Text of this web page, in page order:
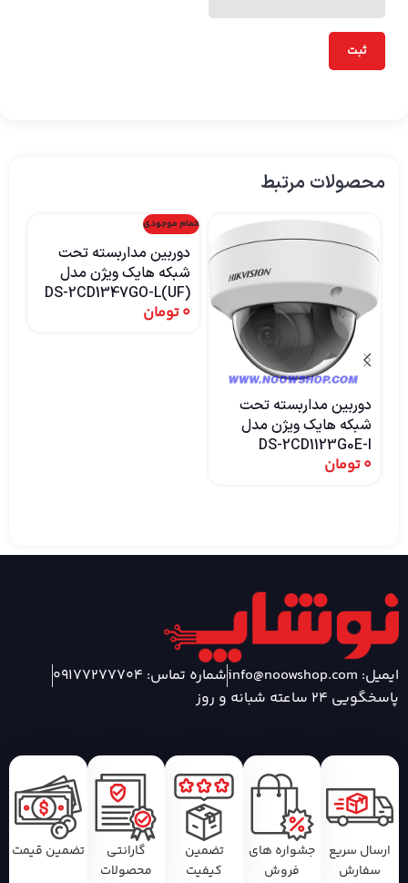
محصولات مرتبط
دوربین مداربسته تحت
شبکه هایک ویژن مدل
DS-2CD1123G0E-I
0تومان
اتمام موجودی
دوربین مداربسته تحت
شبکه هایک ویژن مدل
DS-2CD1347GO-L(UF)
0تومان
ایمیل: info@noowshop.com
شماره تماس: 09177277704
پاسخگویی 24 ساعته شبانه و روز
ارسال سریع
سفارش
جشواره های
فروش
تضمین
کیفیت
گارانتی
محصولات
تضمین قیمت